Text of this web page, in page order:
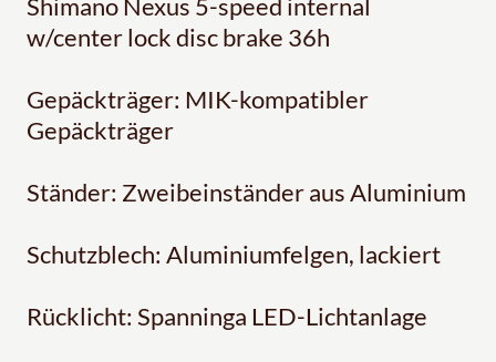
Shimano Nexus 5-speed internal
w/center lock disc brake 36h
Gepäckträger: MIK-kompatibler
Gepäckträger
Ständer: Zweibeinständer aus Aluminium
Schutzblech: Aluminiumfelgen, lackiert
Rücklicht: Spanninga LED-Lichtanlage